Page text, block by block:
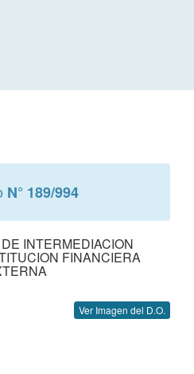
N° 189/994
INTERMEDIACION
FINANCIERA
Ver Imagen del D.O.